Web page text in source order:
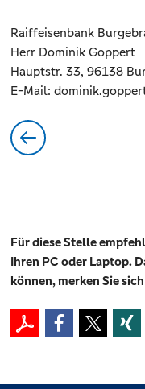
Raiffeisenbank
Herr Dominik Goppert
Hauptstr. 33, 96138
E-Mail:
Für diese Stelle
Ihren PC oder Laptop.
können, merken Sie